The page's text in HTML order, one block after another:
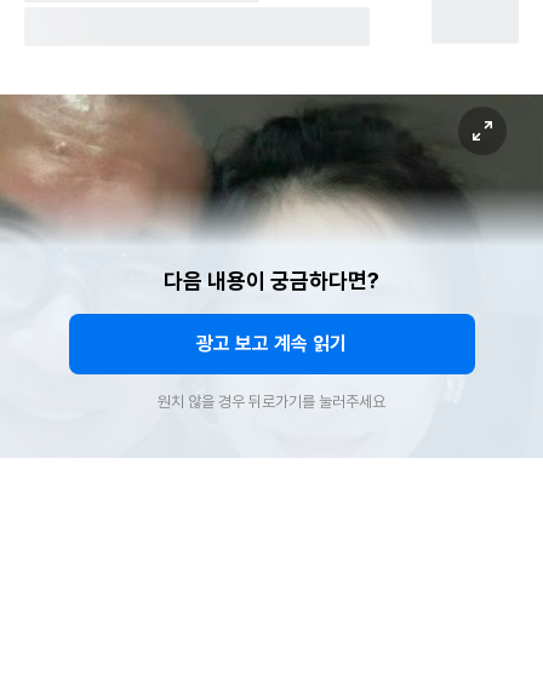
다음 내용이 궁금하다면?
광고 보고 계속 읽기
원치 않을 경우 뒤로가기를 눌러주세요